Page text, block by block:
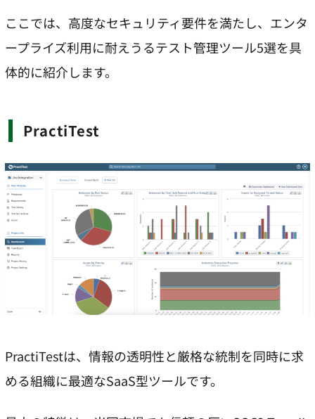
ここでは、高度なセキュリティ要件を満たし、エンタ
ープライズ利用に耐えうるテスト管理ツール5選を具
体的に紹介します。
PractiTest
PractiTestは、情報の透明性と厳格な統制を同時に求
める組織に最適なSaaS型ツールです。